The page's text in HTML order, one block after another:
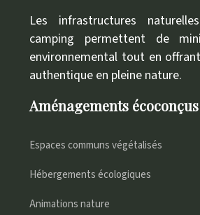
Les infrastructures
camping permettent de
environnemental tout en
authentique en pleine nature.
Aménagements écoconçus
Espaces communs végétalisés
Hébergements écologiques
Animations nature